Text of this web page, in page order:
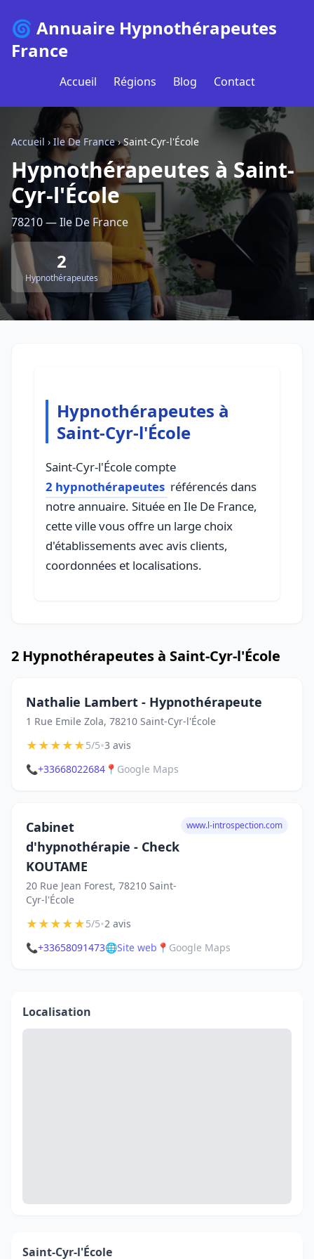
🌀 Annuaire Hypnothérapeutes
France
Accueil Régions Blog Contact
Accueil › Ile De France›Saint-Cyr-l'École
Hypnothérapeutes à Saint-
Cyr-l'École
78210 — Ile De France
2
Hypnothérapeutes
Hypnothérapeutes à
Saint-Cyr-l'École
Saint-Cyr-l'École compte
2 hypnothérapeutes référencés dans
notre annuaire. Située en Ile De France,
cette ville vous offre un large choix
d'établissements avec avis clients,
coordonnées et localisations.
2 Hypnothérapeutes à Saint-Cyr-l'École
Nathalie Lambert - Hypnothérapeute
1 Rue Emile Zola, 78210 Saint-Cyr-l'École
★★★★★5/5•3 avis
📞+33668022684 📍 Google Maps
Cabinet
d'hypnothérapie - Check
KOUTAME
20 Rue Jean Forest, 78210 Saint-
Cyr-l'École
www.l-introspection.com
★★★★★5/5•2 avis
📞+33658091473🌐Site web 📍 Google Maps
Localisation
Saint-Cyr-l'École